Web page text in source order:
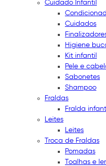
Cuidado Infantil
Cuidados
Higiene
Kit infantil
Pele e
Sabonetes
Shampoo
Fraldas
Fralda
Leites
Leites
Troca de Fraldas
Pomadas
Toalhas e